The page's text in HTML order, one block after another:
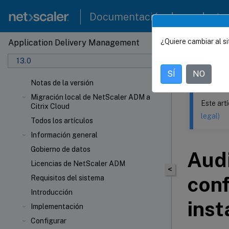
Documentación de
Application Delivery Management
13.0
Notas de la versión
Migración local de NetScaler ADM a
Citrix Cloud
Todos los artículos
Información general
Gobierno de datos
Licencias de NetScaler ADM
Requisitos del sistema
Introducción
Implementación
Configurar
Este
<
Este
legal)
¿Quiere cambiar al
SÍ NO